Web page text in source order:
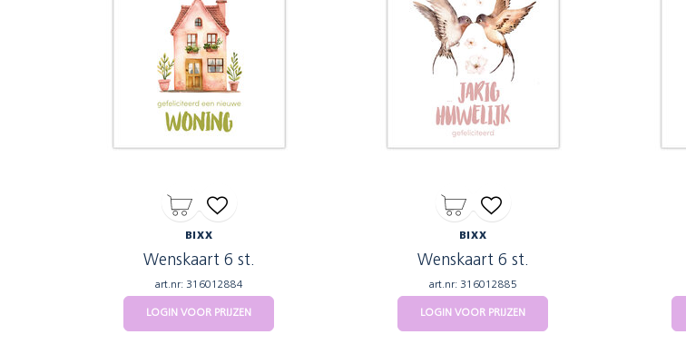
BIXX
Wenskaart 6 st.
art.nr: 316012884
LOGIN VOOR PRIJZEN
BIXX
Wenskaart 6 st.
art.nr: 316012885
LOGIN VOOR PRIJZEN